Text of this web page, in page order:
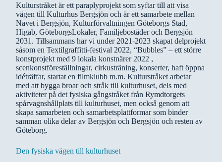
Kulturstråket är ett paraplyprojekt som syftar till att visa
vägen till Kulturhus Bergsjön och är ett samarbete mellan
Navet i Bergsjön, Kulturförvaltningen Göteborgs Stad,
Higab, GöteborgsLokaler, Familjebostäder och Bergsjön
2031. Tillsammans har vi under 2021-2023 skapat delprojekt
såsom en Textilgraffitti-festival 2022, “Bubbles” – ett större
konstprojekt med 9 lokala konstnärer 2022 ,
scenkonstföreställningar, cirkusträning, konserter, haft öppna
idéträffar, startat en filmklubb m.m. Kulturstråket arbetar
med att bygga broar och stråk till kulturhuset, dels med
aktiviteter på det fysiska gångstråket från Rymdtorgets
spårvagnshållplats till kulturhuset, men också genom att
skapa samarbeten och samarbetsplattformar som binder
samman olika delar av Bergsjön och Bergsjön och resten av
Göteborg.
Den fysiska vägen till kulturhuset